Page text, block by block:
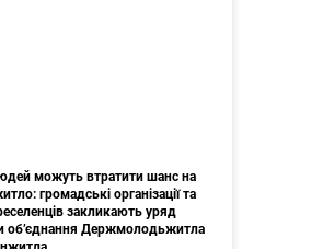
можуть втратити шанс на
громадські організації та
закликають уряд
об’єднання Держмолодьжитла